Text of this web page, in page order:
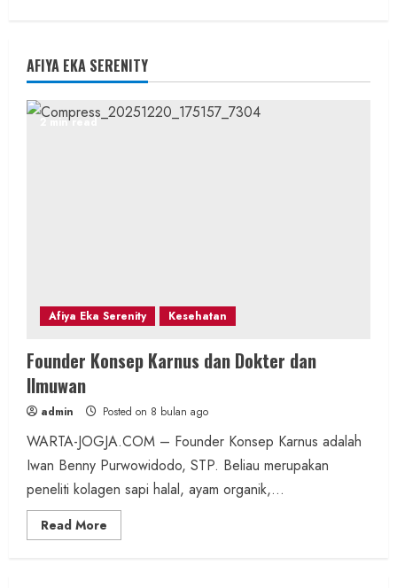
AFIYA EKA SERENITY
2 min read
Afiya Eka Serenity Kesehatan
Founder Konsep Karnus dan Dokter dan
Ilmuwan
admin Posted on 8 bulan ago
WARTA-JOGJA.COM – Founder Konsep Karnus adalah
Iwan Benny Purwowidodo, STP. Beliau merupakan
peneliti kolagen sapi halal, ayam organik,...
Read More
more